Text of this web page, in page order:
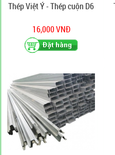
Thép Việt Ý - Thép cuộn D6
16,000 VNĐ